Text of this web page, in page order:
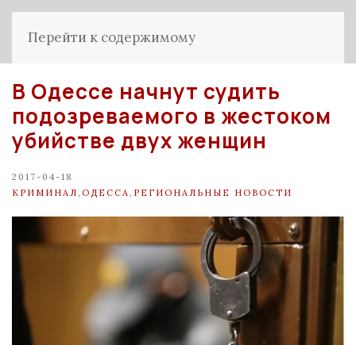
Перейти к содержимому
В Одессе начнут судить
подозреваемого в жестоком
убийстве двух женщин
2017-04-18
КРИМИНАЛ ОДЕССА РЕГИОНАЛЬНЫЕ НОВОСТИ